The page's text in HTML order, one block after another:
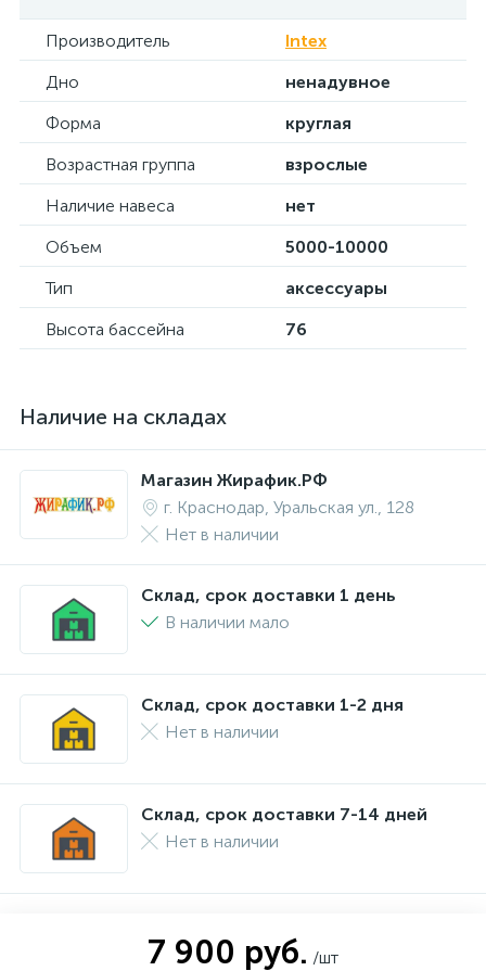
Производитель
Intex
Дно
ненадувное
Форма
круглая
Возрастная группа
взрослые
Наличие навеса
нет
Объем
5000-10000
Тип
аксессуары
Высота бассейна
76
Наличие на складах
Магазин Жирафик.РФ
г. Краснодар, Уральская ул., 128
Нет в наличии
Склад, срок доставки 1 день
В наличии мало
Склад, срок доставки 1-2 дня
Нет в наличии
Склад, срок доставки 7-14 дней
Нет в наличии
7 900 руб. /шт